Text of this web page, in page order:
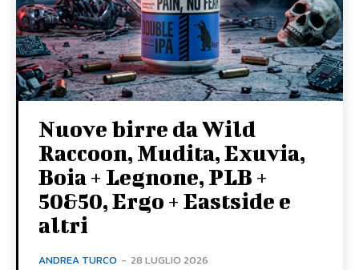
Nuove birre da Wild
Raccoon, Mudita, Exuvia,
Boia + Legnone, PLB +
50&50, Ergo + Eastside e
altri
ANDREA TURCO - 28 LUGLIO 2026